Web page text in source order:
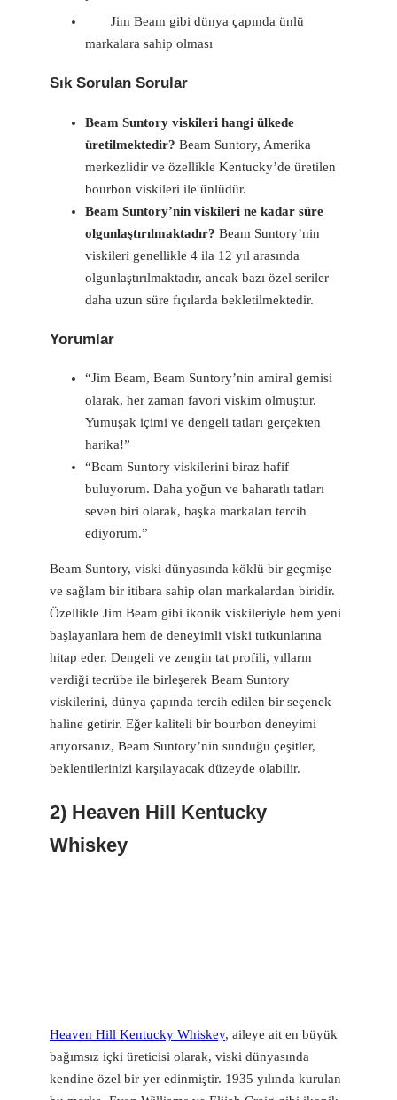
Jim Beam gibi dünya çapında ünlü
markalara sahip olması
Sık Sorulan Sorular
Beam Suntory viskileri hangi ülkede
üretilmektedir? Beam Suntory, Amerika
merkezlidir ve özellikle Kentucky’de üretilen
bourbon viskileri ile ünlüdür.
Beam Suntory’nin viskileri ne kadar süre
olgunlaştırılmaktadır? Beam Suntory’nin
viskileri genellikle 4 ila 12 yıl arasında
olgunlaştırılmaktadır, ancak bazı özel seriler
daha uzun süre fıçılarda bekletilmektedir.
Yorumlar
“Jim Beam, Beam Suntory’nin amiral gemisi
olarak, her zaman favori viskim olmuştur.
Yumuşak içimi ve dengeli tatları gerçekten
harika!”
“Beam Suntory viskilerini biraz hafif
buluyorum. Daha yoğun ve baharatlı tatları
seven biri olarak, başka markaları tercih
ediyorum.”
Beam Suntory, viski dünyasında köklü bir geçmişe
ve sağlam bir itibara sahip olan markalardan biridir.
Özellikle Jim Beam gibi ikonik viskileriyle hem yeni
başlayanlara hem de deneyimli viski tutkunlarına
hitap eder. Dengeli ve zengin tat profili, yılların
verdiği tecrübe ile birleşerek Beam Suntory
viskilerini, dünya çapında tercih edilen bir seçenek
haline getirir. Eğer kaliteli bir bourbon deneyimi
arıyorsanız, Beam Suntory’nin sunduğu çeşitler,
beklentilerinizi karşılayacak düzeyde olabilir.
2) Heaven Hill Kentucky
Whiskey
Heaven Hill Kentucky Whiskey, aileye ait en büyük
bağımsız içki üreticisi olarak, viski dünyasında
kendine özel bir yer edinmiştir. 1935 yılında kurulan